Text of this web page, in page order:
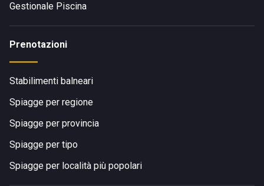
Gestionale Piscina
Prenotazioni
Stabilimenti balneari
Spiagge per regione
Spiagge per provincia
Spiagge per tipo
Spiagge per località più popolari